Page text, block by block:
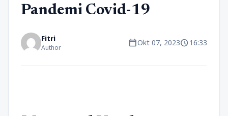
Pandemi Covid-19
Fitri
Author calendar_todayOkt 07, 2023schedule16:33